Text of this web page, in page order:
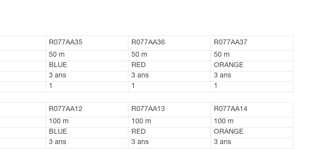
R077AA35 R077AA36
R077AA37
50 m 50 m
50 m
BLUE RED
ORANGE
3 ans 3 ans
3 ans
1 1 1
R077AA12 R077AA13
R077AA14
100 m 100 m
100 m
BLUE RED
ORANGE
3 ans 3 ans
3 ans